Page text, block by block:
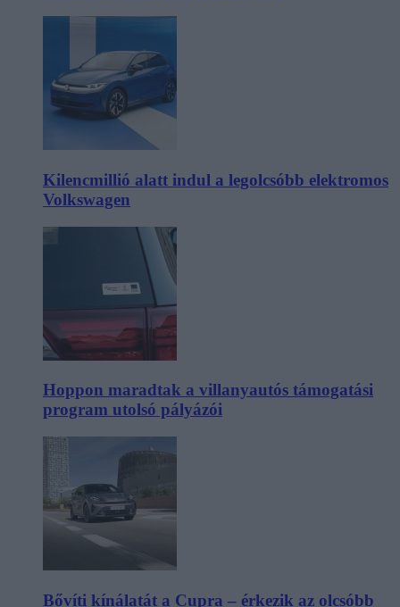
Kilencmillió alatt indul a legolcsóbb elektromos
Volkswagen
Hoppon maradtak a villanyautós támogatási
program utolsó pályázói
Bővíti kínálatát a Cupra – érkezik az olcsóbb